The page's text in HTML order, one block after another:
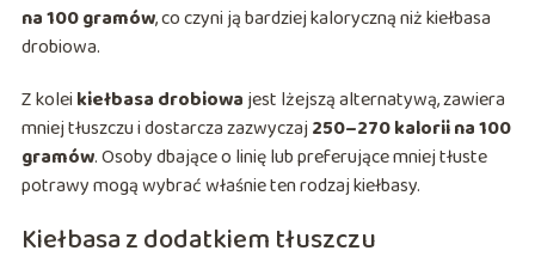
na 100 gramów, co czyni ją bardziej kaloryczną niż kiełbasa
drobiowa.
Z kolei kiełbasa drobiowajest lżejszą alternatywą, zawiera
mniej tłuszczu i dostarcza zazwyczaj250–270 kalorii na 100
gramów. Osoby dbające o linię lub preferujące mniej tłuste
potrawy mogą wybrać właśnie ten rodzaj kiełbasy.
Kiełbasa z dodatkiem tłuszczu